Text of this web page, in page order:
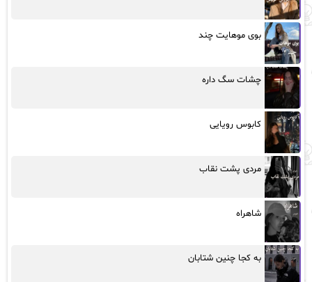
بوی موهایت چند
چشات سگ داره
کابوس رویایی
مردی پشت نقاب
شاهراه
به کجا چنین شتابان